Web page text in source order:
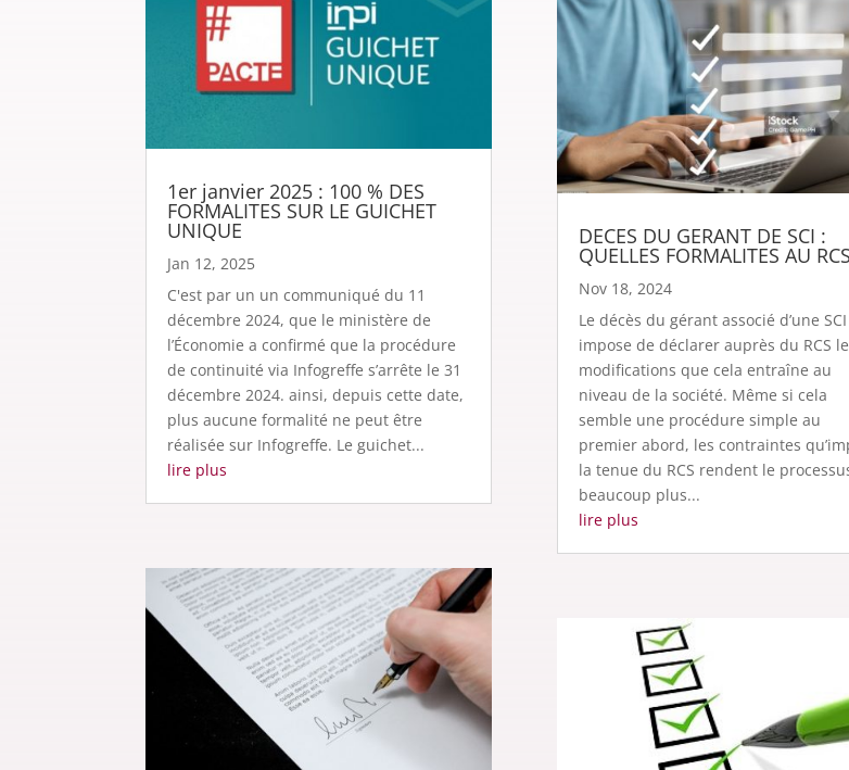
1er janvier 2025 : 100 % DES
FORMALITES SUR LE GUICHET
UNIQUE
Jan 12, 2025
C'est par un un communiqué du 11
décembre 2024, que le ministère de
l’Économie a confirmé que la procédure
de continuité via Infogreffe s’arrête le 31
décembre 2024. ainsi, depuis cette date,
plus aucune formalité ne peut être
réalisée sur Infogreffe. Le guichet...
lire plus
DECES DU GERANT DE SCI :
QUELLES FORMALITES AU RCS
Nov 18, 2024
Le décès du gérant associé d’une SCI
impose de déclarer auprès du RCS
modifications que cela entraîne au
niveau de la société. Même si cela
semble une procédure simple au
premier abord, les contraintes
la tenue du RCS rendent le
beaucoup plus...
lire plus